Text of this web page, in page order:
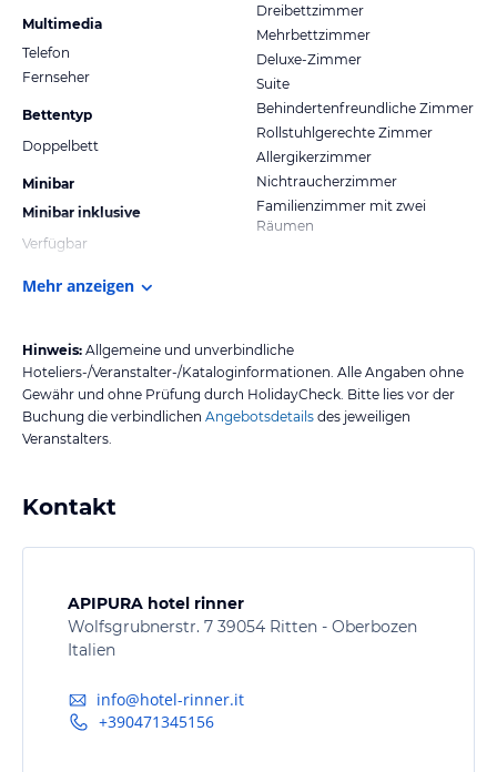
Multimedia
Telefon
Fernseher
Bettentyp
Doppelbett
Minibar
Minibar inklusive
Verfügbar
Dreibettzimmer
Mehrbettzimmer
Deluxe-Zimmer
Suite
Behindertenfreundliche Zimmer
Rollstuhlgerechte Zimmer
Allergikerzimmer
Nichtraucherzimmer
Familienzimmer mit zwei
Räumen
Mehr anzeigen
Hinweis: Allgemeine und unverbindliche
Hoteliers-/Veranstalter-/Kataloginformationen. Alle Angaben ohne
Gewähr und ohne Prüfung durch HolidayCheck. Bitte lies vor der
Buchung die verbindlichen Angebotsdetails des jeweiligen
Veranstalters.
Kontakt
APIPURA hotel rinner
Wolfsgrubnerstr. 7 39054 Ritten - Oberbozen
Italien
info@hotel-rinner.it
+390471345156